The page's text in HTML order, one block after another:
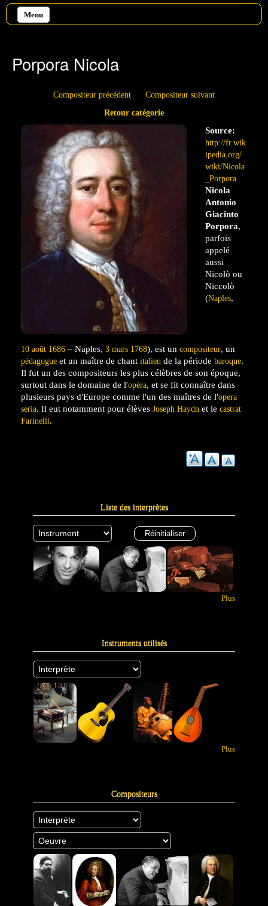
Menu
Porpora Nicola
Compositeur précédent Compositeur suivant
Retour catégorie
Source:
http://fr.wik
ipedia.org/
wiki/Nicola
_Porpora
Nicola
Antonio
Giacinto
Porpora,
parfois
appelé
aussi
Nicolò ou
Niccolò
(Naples,
10 août 1686 – Naples, 3 mars 1768), est un compositeur, un
pédagogue et un maître de chant italien de la période baroque.
Il fut un des compositeurs les plus célèbres de son époque,
surtout dans le domaine de l'opéra, et se fit connaître dans
plusieurs pays d'Europe comme l'un des maîtres de l'opera
seria. Il eut notamment pour élèves Joseph Haydn et le castrat
Farinelli.
Liste des interprètes
Plus
Instruments utilisés
Plus
Compositeurs